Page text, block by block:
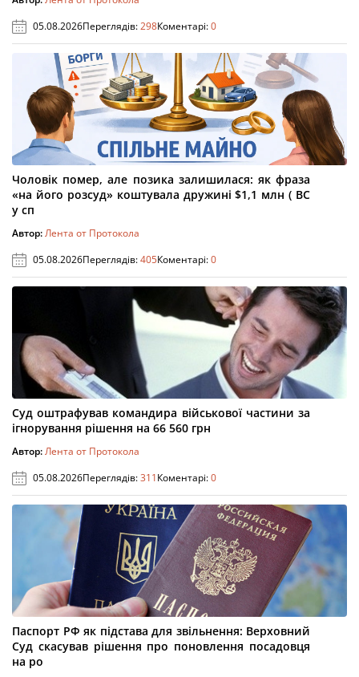
05.08.2026Переглядів:298Коментарі:0
Чоловік помер, але позика залишилася: як фраза
«на його розсуд» коштувала дружині $1,1 млн ( ВС
у сп
Автор:Лента от Протокола
05.08.2026Переглядів:405Коментарі:0
Суд оштрафував командира військової частини за
ігнорування рішення на 66 560 грн
Автор:Лента от Протокола
05.08.2026Переглядів:311Коментарі:0
Паспорт РФ як підстава для звільнення: Верховний
Суд скасував рішення про поновлення посадовця
на ро